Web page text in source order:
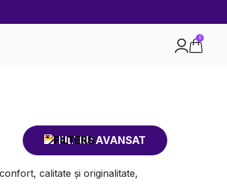
0
FILTRU AVANSAT
calitate și originalitate,